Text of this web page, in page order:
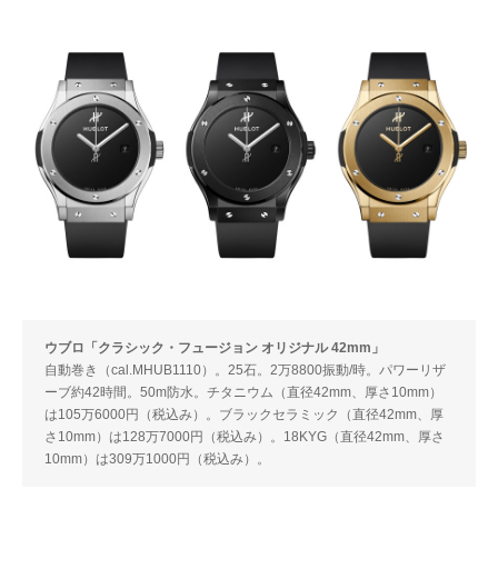
ウブロ「クラシック・フュージョン オリジナル 42mm」
自動巻き（cal.MHUB1110）。25石。2万8800振動/時。パワーリザ
ーブ約42時間。50m防水。チタニウム（直径42mm、厚さ10mm）
は105万6000円（税込み）。ブラックセラミック（直径42mm、厚
さ10mm）は128万7000円（税込み）。18KYG（直径42mm、厚さ
10mm）は309万1000円（税込み）。